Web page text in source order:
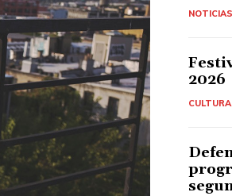
NOTICIAS
2026
CULTURA